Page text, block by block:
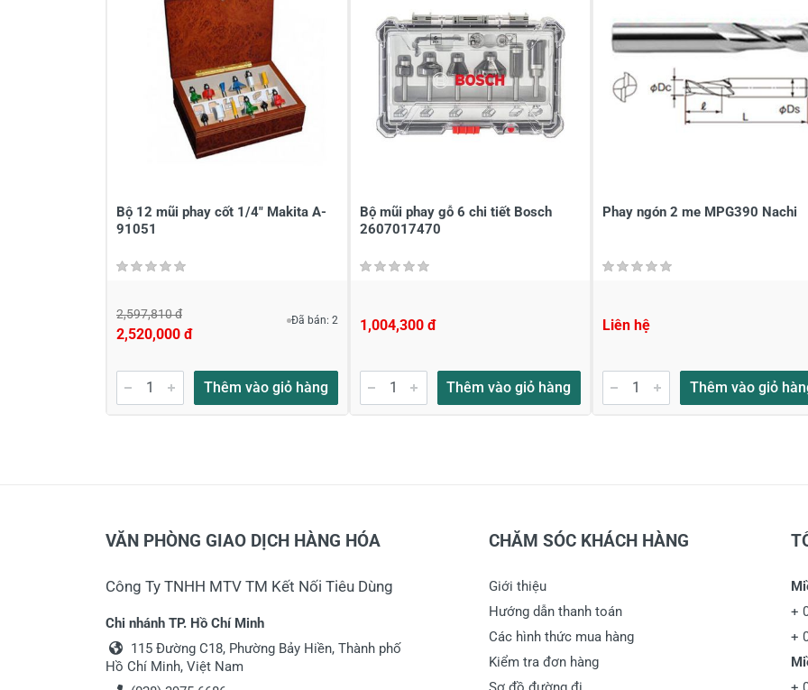
Bộ 12 mũi phay cốt 1/4" Makita A-
91051
2,597,810 đ
2,520,000 đ
Đã bán: 2
Thêm vào giỏ hàng
Bộ mũi phay gỗ 6 chi tiết Bosch
2607017470
1,004,300 đ
Thêm vào giỏ hàng
Phay ngón 2 me MPG390 Nachi
Liên hệ
Thêm vào giỏ
VĂN PHÒNG GIAO DỊCH HÀNG HÓA
Công Ty TNHH MTV TM Kết Nối Tiêu Dùng
Chi nhánh TP. Hồ Chí Minh
115 Đường C18, Phường Bảy Hiền, Thành phố
Hồ Chí Minh, Việt Nam
CHĂM SÓC KHÁCH HÀNG
Giới thiệu
Hướng dẫn thanh toán
Các hình thức mua hàng
Kiểm tra đơn hàng
+
+